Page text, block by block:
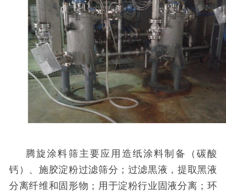
腾旋涂料筛主要应用造纸涂料制备（碳酸
钙）、施胶淀粉过滤筛分；过滤黒液，提取黑液
分离纤维和固形物；用于淀粉行业固液分离；环